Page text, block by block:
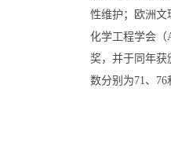
性维护；欧洲文
化学工程学会（
奖，并于同年获
数分别为71、76